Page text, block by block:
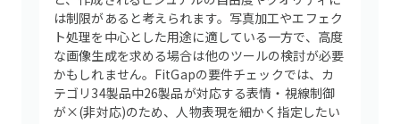
は制限があると考えられます。写真加工やエフェク
ト処理を中心とした用途に適している一方で、高度
な画像生成を求める場合は他のツールの検討が必要
かもしれません。FitGapの要件チェックでは、カ
テゴリ34製品中26製品が対応する表情・視線制御
が×(非対応)のため、人物表現を細かく指定したい